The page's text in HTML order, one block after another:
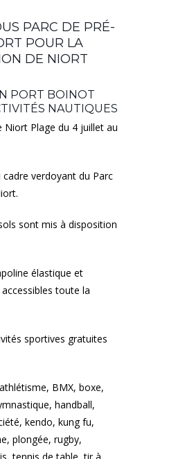
PARC DE PRÉ-
POUR LA
DE NIORT
PORT BOINOT
NAUTIQUES
Niort Plage du 4 juillet au
verdoyant du Parc
sont mis à disposition
élastique et
toute la
sportives gratuites
BMX, boxe,
handball,
kendo, kung fu,
plongée, rugby,
tennis de table, tir à